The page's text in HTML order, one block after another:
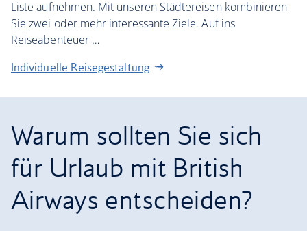
Liste aufnehmen. Mit unseren Städtereisen kombinieren
Sie zwei oder mehr interessante Ziele. Auf ins
Reiseabenteuer …
Individuelle Reisegestaltung
Warum sollten Sie sich
für Urlaub mit British
Airways entscheiden?